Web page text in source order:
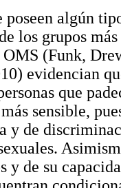
poseen algún
los grupos
(Funk,
evidencian
que
sensible,
y de
de su